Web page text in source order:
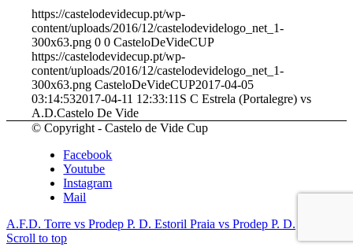
https://castelodevidecup.pt/wp-
content/uploads/2016/12/castelodevidelogo_net_1-
300x63.png 0 0 CasteloDeVideCUP
https://castelodevidecup.pt/wp-
content/uploads/2016/12/castelodevidelogo_net_1-
300x63.png CasteloDeVideCUP2017-04-05
03:14:532017-04-11 12:33:11 S C Estrela (Portalegre) vs
A.D.Castelo De Vide
© Copyright - Castelo de Vide Cup
Facebook
Youtube
Instagram
Mail
A.F.D. Torre vs Prodep P. D. Estoril Praia vs Prodep P. D.
Scroll to top